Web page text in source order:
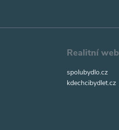
Realitní
spolubydlo.cz
kdechcibydlet.cz